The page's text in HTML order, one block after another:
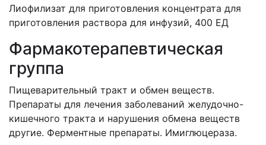
Лиофилизат для приготовления концентрата для
приготовления раствора для инфузий, 400 ЕД
Фармакотерапевтическая
группа
Пищеварительный тракт и обмен веществ.
Препараты для лечения заболеваний желудочно-
кишечного тракта и нарушения обмена веществ
другие. Ферментные препараты. Имиглюцераза.